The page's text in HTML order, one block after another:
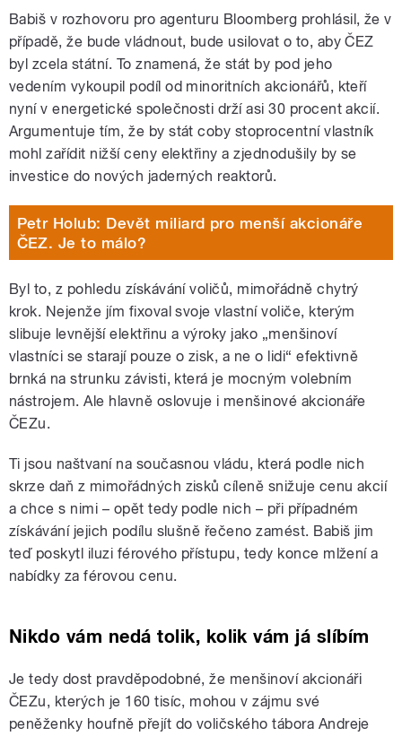
Babiš v rozhovoru pro agenturu Bloomberg prohlásil, že v
případě, že bude vládnout, bude usilovat o to, aby ČEZ
byl zcela státní. To znamená, že stát by pod jeho
vedením vykoupil podíl od minoritních akcionářů, kteří
nyní v energetické společnosti drží asi 30 procent akcií.
Argumentuje tím, že by stát coby stoprocentní vlastník
mohl zařídit nižší ceny elektřiny a zjednodušily by se
investice do nových jaderných reaktorů.
Petr Holub: Devět miliard pro menší akcionáře
ČEZ. Je to málo?
Byl to, z pohledu získávání voličů, mimořádně chytrý
krok. Nejenže jím fixoval svoje vlastní voliče, kterým
slibuje levnější elektřinu a výroky jako „menšinoví
vlastníci se starají pouze o zisk, a ne o lidi“ efektivně
brnká na strunku závisti, která je mocným volebním
nástrojem. Ale hlavně oslovuje i menšinové akcionáře
ČEZu.
Ti jsou naštvaní na současnou vládu, která podle nich
skrze daň z mimořádných zisků cíleně snižuje cenu akcií
a chce s nimi – opět tedy podle nich – při případném
získávání jejich podílu slušně řečeno zamést. Babiš jim
teď poskytl iluzi férového přístupu, tedy konce mlžení a
nabídky za férovou cenu.
Nikdo vám nedá tolik, kolik vám já slíbím
Je tedy dost pravděpodobné, že menšinoví akcionáři
ČEZu, kterých je 160 tisíc, mohou v zájmu své
peněženky houfně přejít do voličského tábora Andreje